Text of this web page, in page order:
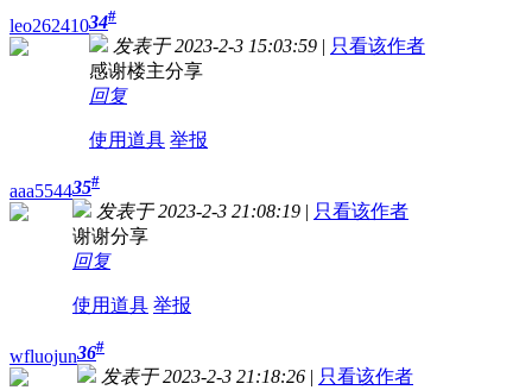
leo26241034#
发表于 2023-2-3 15:03:59 | 只看该作者
感谢楼主分享
回复
使用道具 举报
aaa554435#
发表于 2023-2-3 21:08:19 | 只看该作者
谢谢分享
回复
使用道具 举报
wfluojun36#
发表于 2023-2-3 21:18:26 | 只看该作者